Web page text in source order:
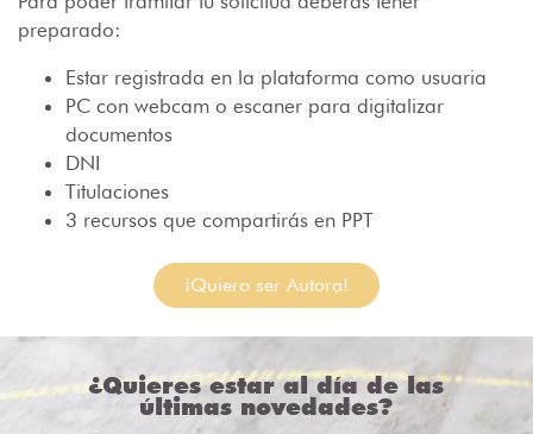
preparado:
Estar registrada en la plataforma como usuaria
PC con webcam o escaner para digitalizar
documentos
DNI
Titulaciones
3 recursos que compartirás en PPT
¡Quiero ser Autora!
¿Quieres estar al día de las
últimas novedades?